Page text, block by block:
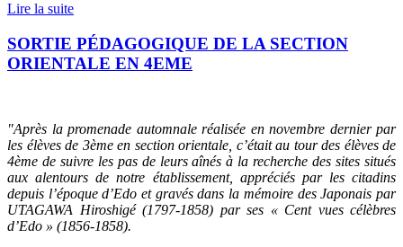
Lire la suite
SORTIE PÉDAGOGIQUE DE LA SECTION
ORIENTALE EN 4EME
"Après la promenade automnale réalisée en novembre dernier par
les élèves de 3ème en section orientale, c’était au tour des élèves de
4ème de suivre les pas de leurs aînés à la recherche des sites situés
aux alentours de notre établissement, appréciés par les citadins
depuis l’époque d’Edo et gravés dans la mémoire des Japonais par
UTAGAWA Hiroshigé (1797-1858) par ses « Cent vues célèbres
d’Edo » (1856-1858).